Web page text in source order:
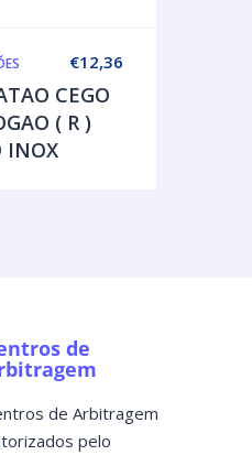
€12,36
CEGO
( R )
INOX
de
de Arbitragem
pelo